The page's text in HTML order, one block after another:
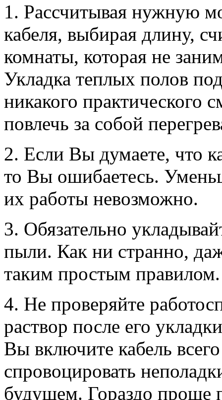
1. Рассчитывая нужную
кабеля, выбирая длину,
комнаты, которая не
Укладка теплых полов
никакого практического
повлечь за собой
2. Если Вы думаете, что
то Вы ошибаетесь.
их работы невозможно.
3. Обязательно
пыли. Как ни странно,
таким простым правилом.
4. Не проверяйте
раствор после его
Вы включите кабель
спровоцировать
будущем. Гораздо проще